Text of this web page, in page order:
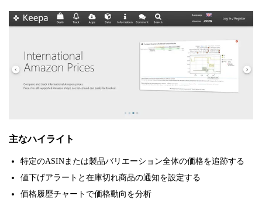
主なハイライト
特定のASINまたは製品バリエーション全体の価格を追跡する
値下げアラートと在庫切れ商品の通知を設定する
価格履歴チャートで価格動向を分析